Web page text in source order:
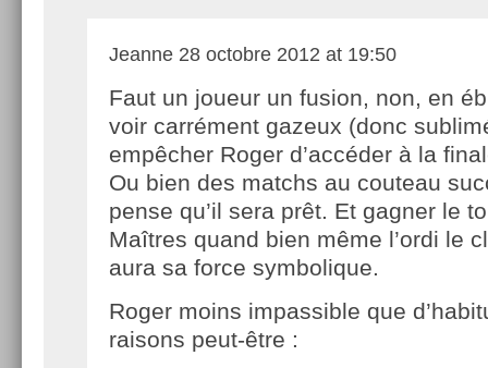
Jeanne 28 octobre 2012 at 19:50
Faut un joueur un fusion, non, en
voir carrément gazeux (donc
empêcher Roger d’accéder à la
Ou bien des matchs au couteau
pense qu’il sera prêt. Et gagner le
Maîtres quand bien même l’ordi le
aura sa force symbolique.
Roger moins impassible que
raisons peut-être :